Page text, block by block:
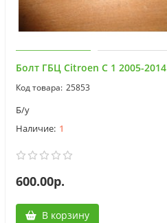
Болт ГБЦ Citroen C 1 2005-2014
25853
Б/у
1
600.00р.
В корзину